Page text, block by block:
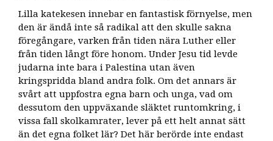
Lilla katekesen innebar en fantastisk förnyelse, men
den är ändå inte så radikal att den skulle sakna
föregångare, varken från tiden nära Luther eller
från tiden långt före honom. Under Jesu tid levde
judarna inte bara i Palestina utan även
kringspridda bland andra folk. Om det annars är
svårt att uppfostra egna barn och unga, vad om
dessutom den uppväxande släktet runtomkring, i
vissa fall skolkamrater, lever på ett helt annat sätt
än det egna folket lär? Det här berörde inte endast